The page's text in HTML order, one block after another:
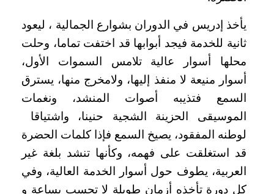
يأخذ إدريس في الدوران بشوارع الجمالية ، ليعود
ثانية للخدمة فيجد أبوابها قد اختفت تماما، وحلت
محلها أسوار عالية تلامس السموات الأول،
أسوار منيعة لا منفذ إليها، ولامخرج منها، يسترق
السمع فتذيبه أصوات المنشد، ونغمات
الموسيقى الحزينة الشجية حنينا، واشتياقا
لوطنه المفقود، يصيخ السمع فإذا كلمات الحضرة
قد استغلقت على فهمه، وكأنها تنشد بلغة غير
العربية، يطوف حول أسوار الخدمة العالية، وفي
كل دورة تأخذه أزمان طويلة لا تحسب بساعة و